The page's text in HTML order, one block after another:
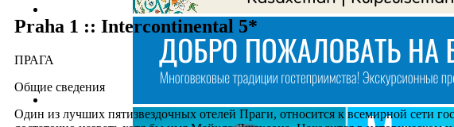
Praha 1 :: Intercontinental 5*
ПРАГА
Общие сведения
Один из лучших пятизвездочных отелей Праги, относится к всемирной сети